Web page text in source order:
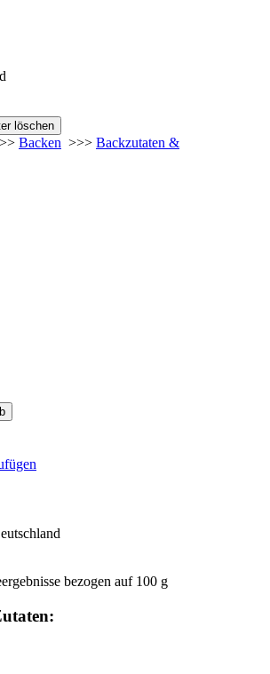
Backen >>> Backzutaten &
bezogen auf 100 g